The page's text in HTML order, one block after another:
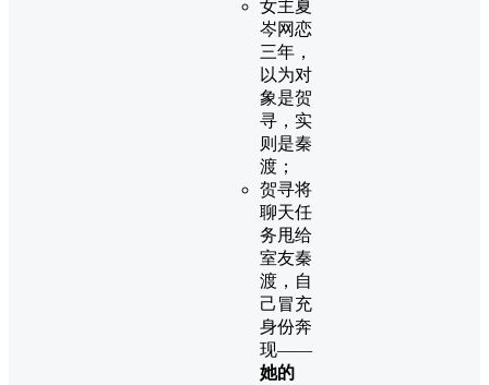
女主夏
岑网恋
三年，
以为对
象是贺
寻，实
则是秦
渡；
贺寻将
聊天任
务甩给
室友秦
渡，自
己冒充
身份奔
现——
她的